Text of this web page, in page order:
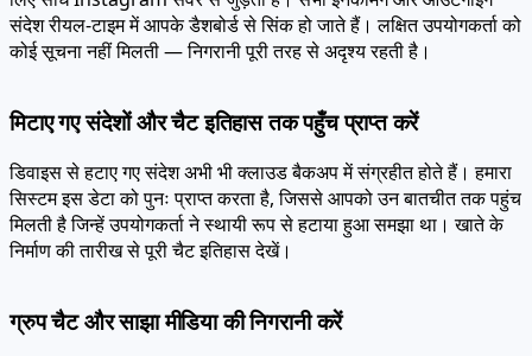
संदेश रीयल-टाइम में आपके डैशबोर्ड से सिंक हो जाते हैं। लक्षित उपयोगकर्ता को
कोई सूचना नहीं मिलती — निगरानी पूरी तरह से अदृश्य रहती है।
मिटाए गए संदेशों और चैट इतिहास तक पहुँच प्राप्त करें
डिवाइस से हटाए गए संदेश अभी भी क्लाउड बैकअप में संग्रहीत होते हैं। हमारा
सिस्टम इस डेटा को पुनः प्राप्त करता है, जिससे आपको उन बातचीत तक पहुंच
मिलती है जिन्हें उपयोगकर्ता ने स्थायी रूप से हटाया हुआ समझा था। खाते के
निर्माण की तारीख से पूरी चैट इतिहास देखें।
ग्रुप चैट और साझा मीडिया की निगरानी करें